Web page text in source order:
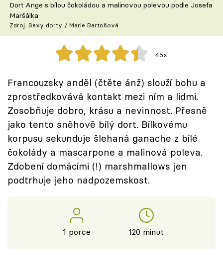
Speciál: Cuketa
Těhotnej kuchař
Sledujte prima+
Přihlášení
Sledujte nás
Dort Ange s bílou čokoládou a malinovou polevou podle Josefa
Maršálka
Zdroj: Sexy dorty / Marie Bartošová
45x
Francouzsky anděl (čtěte ánž) slouží bohu a
zprostředkovává kontakt mezi ním a lidmi.
Zosobňuje dobro, krásu a nevinnost. Přesně
jako tento sněhově bílý dort. Bílkovému
korpusu sekunduje šlehaná ganache z bílé
čokolády a mascarpone a malinová poleva.
Zdobení domácími (!) marshmallows jen
podtrhuje jeho nadpozemskost.
1 porce 120 minut